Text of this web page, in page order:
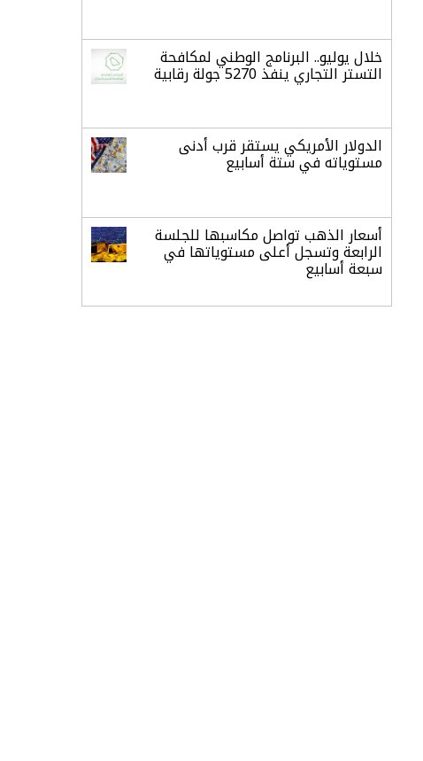
خلال يوليو.. البرنامج الوطني لمكافحة
التستر التجاري ينفذ 5270 جولة رقابية
الدولار الأمريكي يستقر قرب أدنى
مستوياته في ستة أسابيع
أسعار الذهب تواصل مكاسبها للجلسة
الرابعة وتسجل أعلى مستوياتها في
سبعة أسابيع